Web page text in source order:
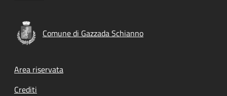
Comune di Gazzada Schianno
Footer menu
Area riservata
Crediti